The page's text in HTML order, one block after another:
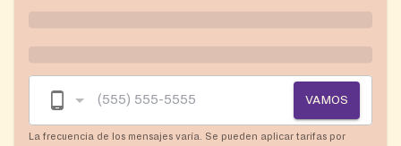
VAMOS
La frecuencia de los mensajes varía. Se pueden aplicar tarifas por